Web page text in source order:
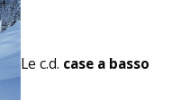
Le c.d. case a basso